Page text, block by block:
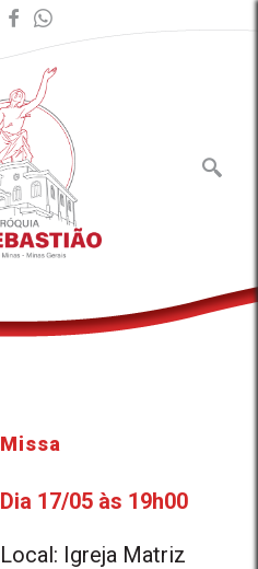
Missa
Dia 17/05 às 19h00
Local: Igreja Matriz